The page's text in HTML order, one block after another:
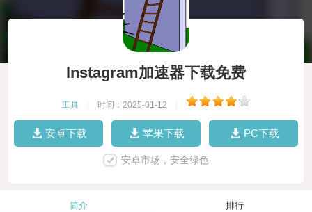
lnstagram加速器下载免费
工具 时间：2025-01-12
安卓下载 苹果下载 PC下载
安卓市场，安全绿色
简介 排行